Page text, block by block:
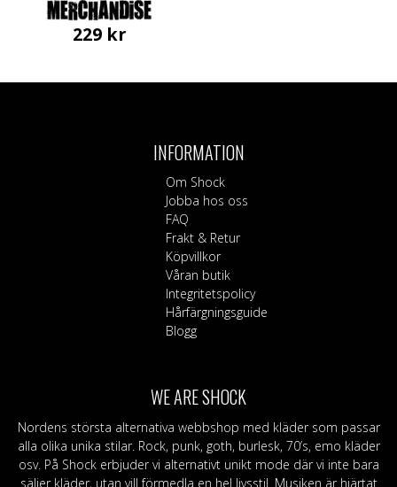
229 kr
INFORMATION
Om Shock
Jobba hos oss
FAQ
Frakt & Retur
Köpvillkor
Våran butik
Integritetspolicy
Hårfärgningsguide
Blogg
WE ARE SHOCK
Nordens största alternativa webbshop med kläder som passar
alla olika unika stilar. Rock, punk, goth, burlesk, 70’s, emo kläder
osv. På Shock erbjuder vi alternativt unikt mode där vi inte bara
säljer kläder, utan vill förmedla en hel livsstil. Musiken är hjärtat